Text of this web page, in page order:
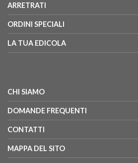
ARRETRATI
ORDINI SPECIALI
LA TUA EDICOLA
CHI SIAMO
DOMANDE FREQUENTI
CONTATTI
MAPPA DEL SITO